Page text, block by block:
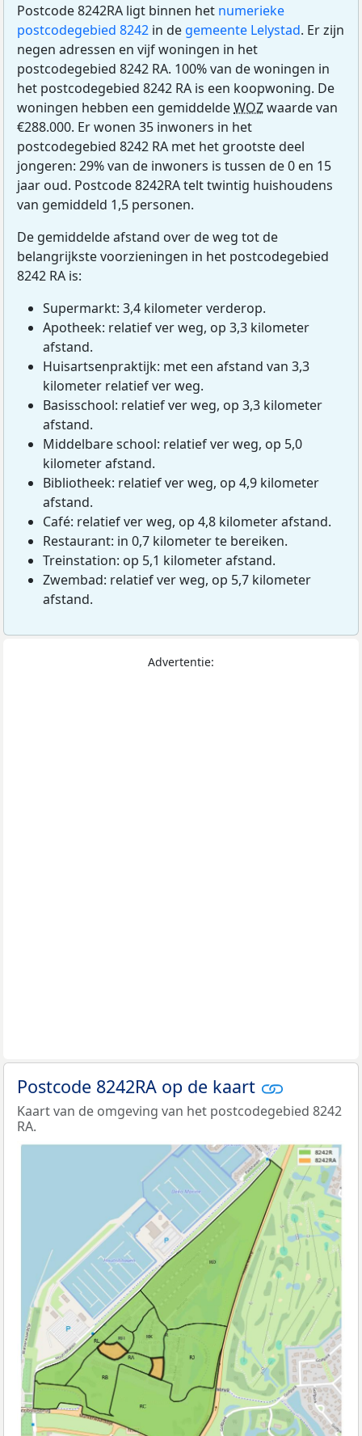
Postcode 8242RA ligt binnen het numerieke
postcodegebied 8242 in de gemeente Lelystad. Er zijn
negen adressen en vijf woningen in het
postcodegebied 8242 RA. 100% van de woningen in
het postcodegebied 8242 RA is een koopwoning. De
woningen hebben een gemiddeldeWOZwaarde van
€288.000. Er wonen 35 inwoners in het
postcodegebied 8242 RA met het grootste deel
jongeren: 29% van de inwoners is tussen de 0 en 15
jaar oud. Postcode 8242RA telt twintig huishoudens
van gemiddeld 1,5 personen.
De gemiddelde afstand over de weg tot de
belangrijkste voorzieningen in het postcodegebied
8242 RA is:
Supermarkt: 3,4 kilometer verderop.
Apotheek: relatief ver weg, op 3,3 kilometer
afstand.
Huisartsenpraktijk: met een afstand van 3,3
kilometer relatief ver weg.
Basisschool: relatief ver weg, op 3,3 kilometer
afstand.
Middelbare school: relatief ver weg, op 5,0
kilometer afstand.
Bibliotheek: relatief ver weg, op 4,9 kilometer
afstand.
Café: relatief ver weg, op 4,8 kilometer afstand.
Restaurant: in 0,7 kilometer te bereiken.
Treinstation: op 5,1 kilometer afstand.
Zwembad: relatief ver weg, op 5,7 kilometer
afstand.
Advertentie:
Postcode 8242RA op de kaart
Kaart van de omgeving van het postcodegebied 8242
RA.